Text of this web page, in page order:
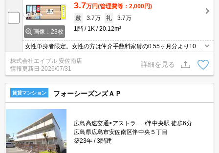
画像：23枚
3.7万円(管理費等：2,000円)
敷
3.7万 礼
3.7万
1階
1K 20.12m²
女性単身者限定。女性の方は仲介手数料家賃の0.55ヶ月分より10％
OFF。インターネット無料。バス・トイレ別。室内に洗濯機置場あ
り。1口IHコンロ付。TVモニターホン有。駅まで徒歩3分圏内!。
株式会社エイブル 安佐南店
情報更新日 2026/07/31
詳細を見る
賃貸マンション フォーシーズンズＡＰ
広島高速交通<アストラ･･･/伴中央駅 徒歩6分
広島県広島市安佐南区伴中央５丁目
築23年
3階建